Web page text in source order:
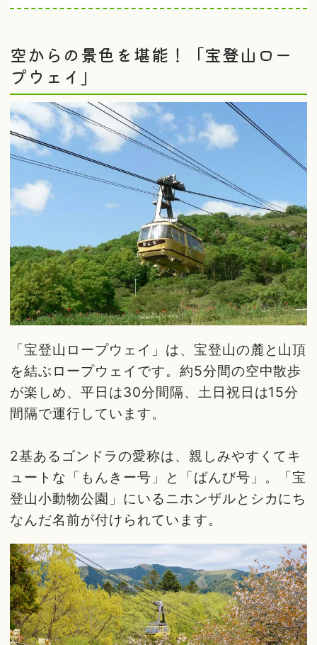
空からの景色を堪能！「宝登山ロー
プウェイ」
「宝登山ロープウェイ」は、宝登山の麓と山頂
を結ぶロープウェイです。約5分間の空中散歩
が楽しめ、平日は30分間隔、土日祝日は15分
間隔で運行しています。
2基あるゴンドラの愛称は、親しみやすくてキ
ュートな「もんきー号」と「ばんび号」。「宝
登山小動物公園」にいるニホンザルとシカにち
なんだ名前が付けられています。